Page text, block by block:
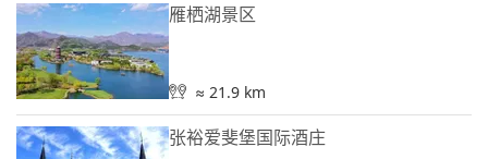
雁栖湖景区
≈ 21.9 km
张裕爱斐堡国际酒庄